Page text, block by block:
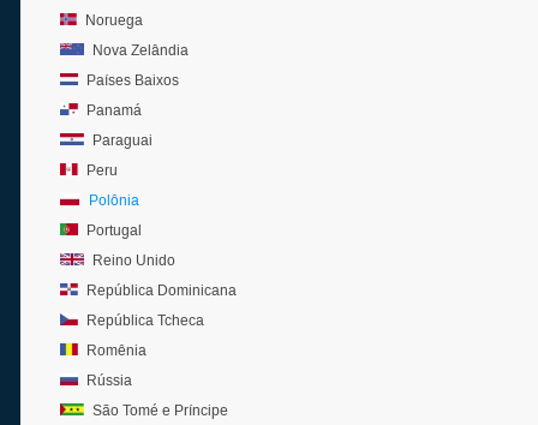
Noruega
Nova Zelândia
Países Baixos
Panamá
Paraguai
Peru
Polônia
Portugal
Reino Unido
República Dominicana
República Tcheca
Romênia
Rússia
São Tomé e Príncipe